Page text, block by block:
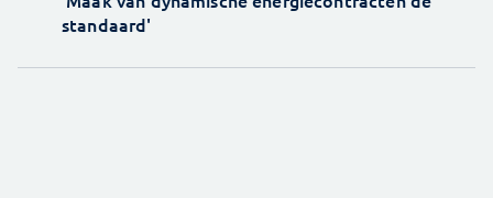
standaard'